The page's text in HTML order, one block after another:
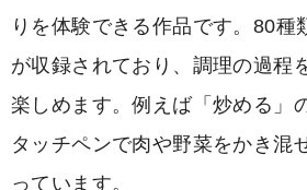
りを体験できる作品です。80種
が収録されており、調理の過程
楽しめます。例えば「炒める」
タッチペンで肉や野菜をかき混
っています。